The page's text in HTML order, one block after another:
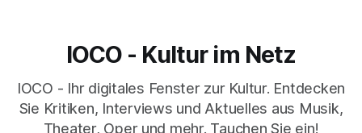
IOCO - Kultur im Netz
IOCO - Ihr digitales Fenster zur Kultur. Entdecken
Sie Kritiken, Interviews und Aktuelles aus Musik,
Theater, Oper und mehr. Tauchen Sie ein!